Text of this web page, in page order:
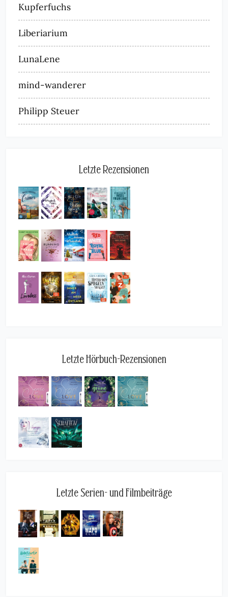
Kupferfuchs
Liberiarium
LunaLene
mind-wanderer
Philipp Steuer
Letzte Rezensionen
Letzte Hörbuch-Rezensionen
Letzte Serien- und Filmbeiträge